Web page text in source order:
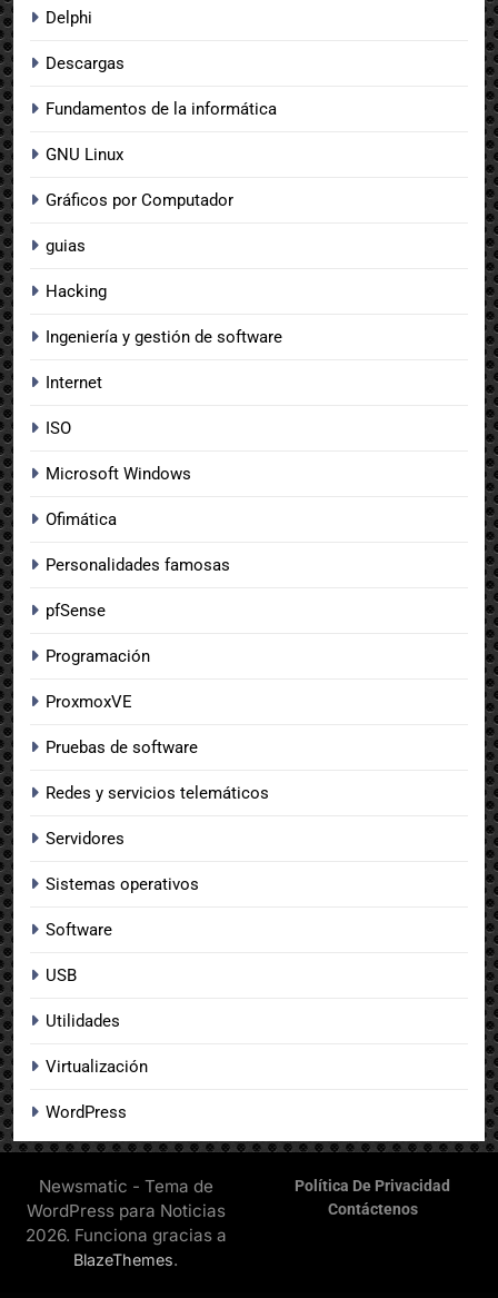
Delphi
Descargas
Fundamentos de la informática
GNU Linux
Gráficos por Computador
guias
Hacking
Ingeniería y gestión de software
Internet
ISO
Microsoft Windows
Ofimática
Personalidades famosas
pfSense
Programación
ProxmoxVE
Pruebas de software
Redes y servicios telemáticos
Servidores
Sistemas operativos
Software
USB
Utilidades
Virtualización
WordPress
Newsmatic - Tema de
WordPress para Noticias
2026. Funciona gracias a
BlazeThemes.
Política De Privacidad
Contáctenos